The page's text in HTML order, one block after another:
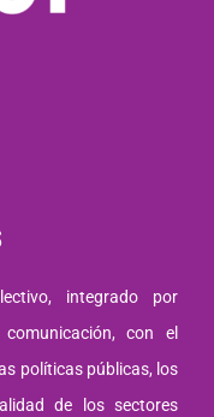
integrado por
con el
políticas públicas, los
de los sectores